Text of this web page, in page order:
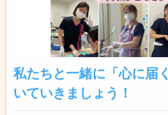
私たちと一緒に「心に届
いていきましょう！